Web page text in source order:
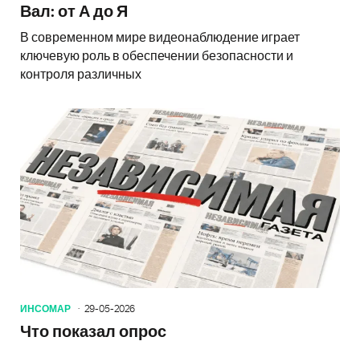
Вал: от А до Я
В современном мире видеонаблюдение играет
ключевую роль в обеспечении безопасности и
контроля различных
ИНСОМАР 29-05-2026
Что показал опрос